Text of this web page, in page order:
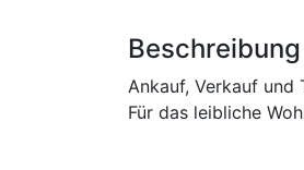
Beschreibung
Ankauf, Verkauf und
Für das leibliche